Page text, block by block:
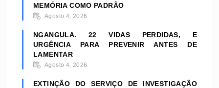
MEMÓRIA COMO PADRÃO
Agosto 4, 2026
NGANGULA. 22 VIDAS PERDIDAS, E
URGÊNCIA PARA PREVENIR ANTES DE
LAMENTAR
Agosto 4, 2026
EXTINÇÃO DO SERVIÇO DE INVESTIGAÇÃO